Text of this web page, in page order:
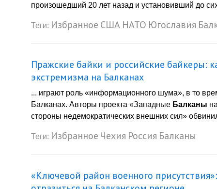
произошедший 20 лет назад и установивший до
Теги: Избранное США НАТО Югославия
Пражские байки и российские байкеры:
экстремизма на Балканах
... играют роль «информационного шума», в то
Балканах. Авторы проекта «Западные Балканы
стороны недемократических внешних сил»
Теги: Избранное Чехия Россия Балканы
«Ключевой район военного